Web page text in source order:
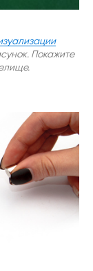
Покажите